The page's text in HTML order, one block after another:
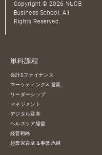
Copyright © 2026 NUCB
Business School. All
Rights Reserved.
単科課程
会計&ファイナンス
マーケティング＆営業
リーダーシップ
マネジメント
デジタル変革
ヘルスケア経営
経営戦略
起業家育成＆事業承継